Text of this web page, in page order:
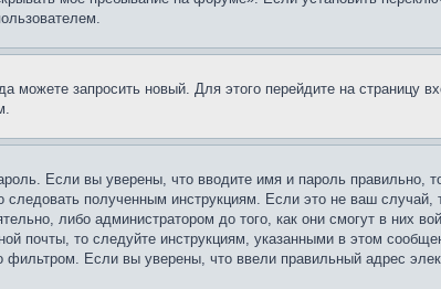
можете запросить новый. Для этого перейдите на страницу
Если вы уверены, что вводите имя и пароль
полученным инструкциям. Если это не ваш случай,
либо администратором до того, как они смогут в них
почты, то следуйте инструкциям, указанными в этом
фильтром. Если вы уверены, что ввели правильный адрес